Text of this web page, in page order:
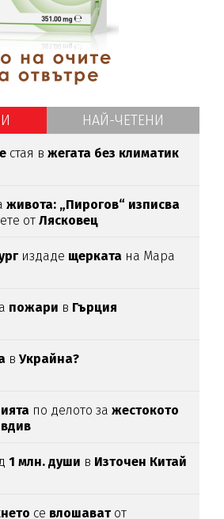
НАЙ-ЧЕТЕНИ
стая вжегата без климатик
живота: „Пирогов“ изписва
отЛясковец
издаде щерката на Мара
пожари в Гърция
вУкрайна?
по делото зажестокото
1 млн. души в Източен Китай
се влошават от